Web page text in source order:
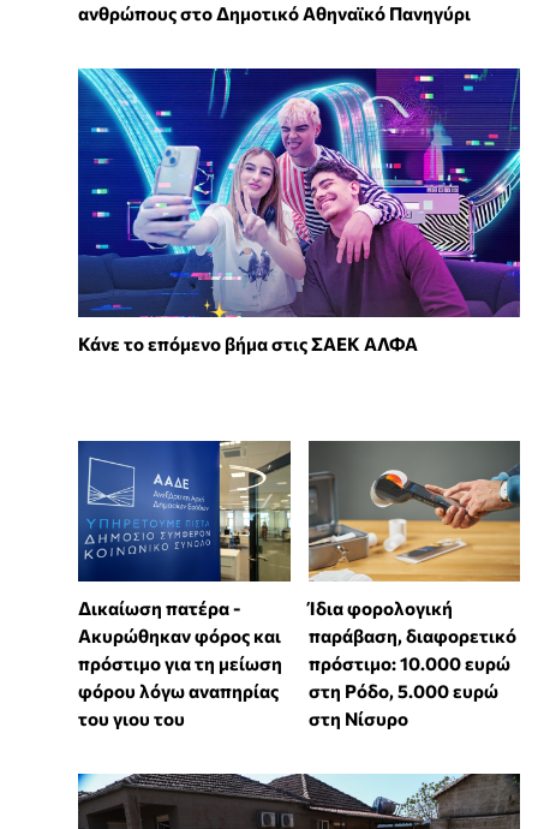
ανθρώπους στο Δημοτικό Αθηναϊκό Πανηγύρι
Κάνε το επόμενο βήμα στις ΣΑΕΚ ΑΛΦΑ
Δικαίωση πατέρα -
Ακυρώθηκαν φόρος και
πρόστιμο για τη μείωση
φόρου λόγω αναπηρίας
του γιου του
Ίδια φορολογική
παράβαση, διαφορετικό
πρόστιμο: 10.000 ευρώ
στη Ρόδο, 5.000 ευρώ
στη Νίσυρο